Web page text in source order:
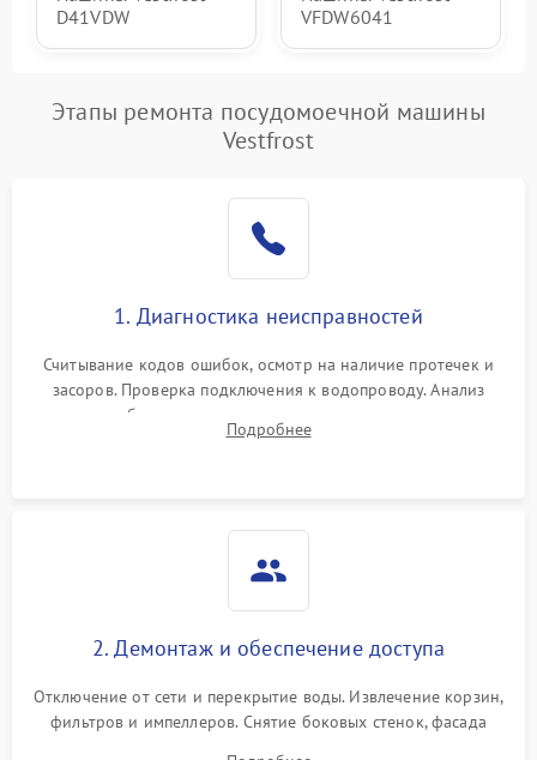
D41VDW
VFDW6041
Этапы ремонта посудомоечной машины
Vestfrost
1. Диагностика неисправностей
Считывание кодов ошибок, осмотр на наличие протечек и
засоров. Проверка подключения к водопроводу. Анализ
жалоб на отсутствие слива, нагрева, вращения
разбрызгивателей или срабатывание системы защиты
Подробнее
2. Демонтаж и обеспечение доступа
Отключение от сети и перекрытие воды. Извлечение корзин,
фильтров и импеллеров. Снятие боковых стенок, фасада